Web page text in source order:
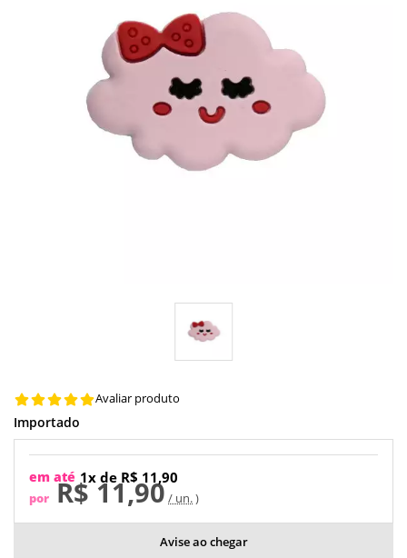
Avaliar produto
Importado
por R$ 11,90/ un.
em até 1x de R$ 11,90
Avise ao chegar